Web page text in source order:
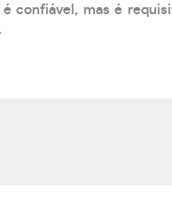
confiável, mas é